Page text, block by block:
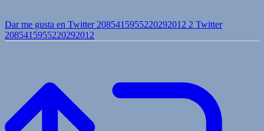
Dar me gusta en Twitter 2085415955220292012 2 Twitter
2085415955220292012